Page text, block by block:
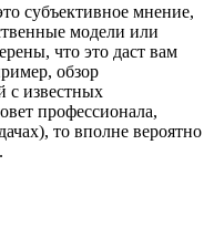
субъективное мнение,
модели или
что это даст вам
обзор
с известных
профессионала,
то вполне вероятно